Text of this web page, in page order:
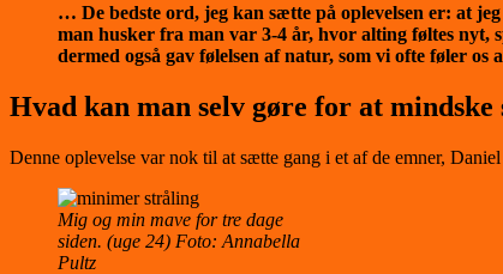
… De bedste ord, jeg kan sætte på oplevelsen er: at
man husker fra man var 3-4 år, hvor alting føltes
dermed også gav følelsen af natur, som vi ofte føler os
Hvad kan man selv gøre for at
Denne oplevelse var nok til at sætte gang i et af de emner,
Mig og min mave for tre dage
siden. (uge 24) Foto: Annabella
Pultz